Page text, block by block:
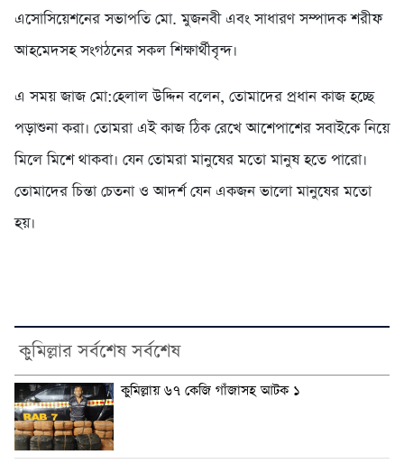
এসোসিয়েশনের সভাপতি মো. মুজনবী এবং সাধারণ সম্পাদক শরীফ
আহমেদসহ সংগঠনের সকল শিক্ষার্থীবৃন্দ।
এ সময় জাজ মো:হেলাল উদ্দিন বলেন, তোমাদের প্রধান কাজ হচ্ছে
পড়াশুনা করা। তোমরা এই কাজ ঠিক রেখে আশেপাশের সবাইকে নিয়ে
মিলে মিশে থাকবা। যেন তোমরা মানুষের মতো মানুষ হতে পারো।
তোমাদের চিন্তা চেতনা ও আদর্শ যেন একজন ভালো মানুষের মতো
হয়।
কুমিল্লার সর্বশেষ সর্বশেষ
কুমিল্লায় ৬৭ কেজি গাঁজাসহ আটক ১